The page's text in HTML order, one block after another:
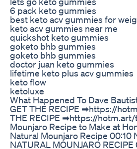
6 pack keto gummies
best keto acv gummies for
keto acv gummies near me
quickshot keto gummies
goketo bhb gummies
goketo bhb gummies
doctor juan keto gummies
lifetime keto plus acv gummies
keto flow
ketoluxe
What Happened To Dave
GET THE RECIPE ➡https://
THE RECIPE ➡https://
Mounjaro Recipe to Make at
Natural Mounjaro Recipe 00:10
NATURAL MOUNJARO